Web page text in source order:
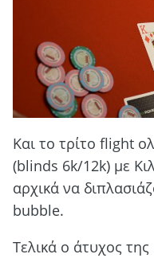
Kαι το τρίτο flight
(blinds 6k/12k) με
αρχικά να
bubble.
Τελικά ο άτυχος